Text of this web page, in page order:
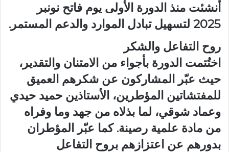
أنشئت منذ الدورة الأولى يوم فاتح نونبر
2025 لتسهيل تبادل الموارد والدعم المستمر.
روح التفاعل والشكر
اختُتمت الدورة بأجواء من الامتنان والتقدير،
حيث عبّر المشاركون عن شكرهم العميق
للمفتشاتين المؤطرين، الأستاذين حميد حيدي
وعماد شوقي، لما بذلاه من جهد وما وفراه
من مادة علمية رصينة. كما عبّر المؤطران
بدورهم عن اعتزازهم بروح التفاعل